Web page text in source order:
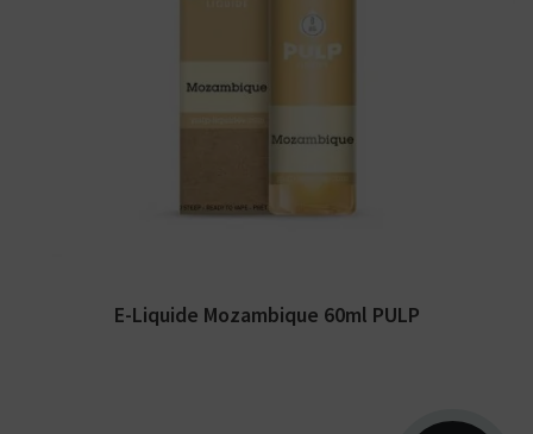
en 60ml booster(s) inclus.
E-Liquide Mozambique 60ml PULP